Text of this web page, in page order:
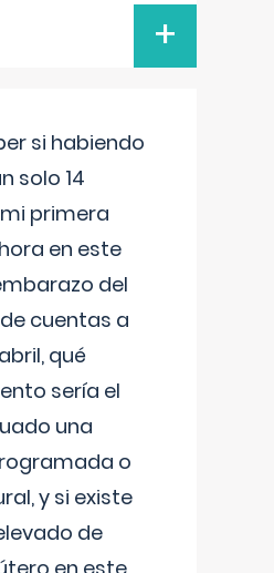
+
si habiendo
solo 14
primera
en este
del
cuentas a
qué
sería el
una
o
y si existe
de